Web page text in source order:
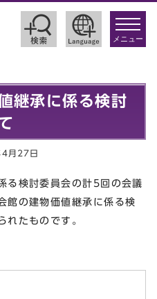
toggle
メニュー
継承に係る検討
月27日
る検討委員会の計5回の会議
館の建物価値継承に係る検
れたものです。